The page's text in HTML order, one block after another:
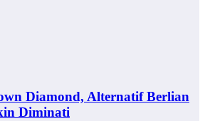
Diamond, Alternatif Berlian
Diminati